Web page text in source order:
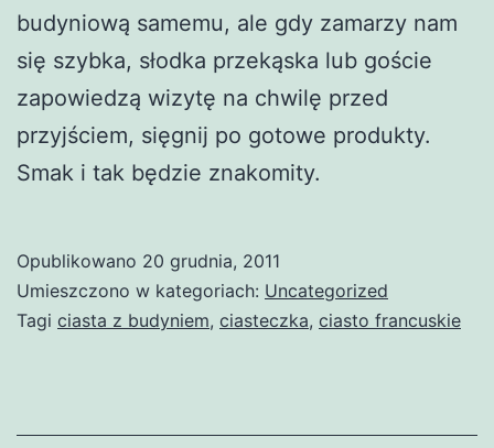
budyniową samemu, ale gdy zamarzy nam
się szybka, słodka przekąska lub goście
zapowiedzą wizytę na chwilę przed
przyjściem, sięgnij po gotowe produkty.
Smak i tak będzie znakomity.
Opublikowano 20 grudnia, 2011
Umieszczono w kategoriach: Uncategorized
Tagi ciasta z budyniem, ciasteczka, ciasto francuskie